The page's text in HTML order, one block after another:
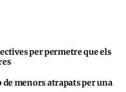
per permetre que els
de menors atrapats per una